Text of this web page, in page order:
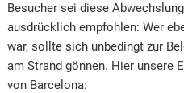
Besucher sei diese
ausdrücklich empfohlen: Wer
war, sollte sich unbedingt zur
am Strand gönnen. Hier unsere
von Barcelona: